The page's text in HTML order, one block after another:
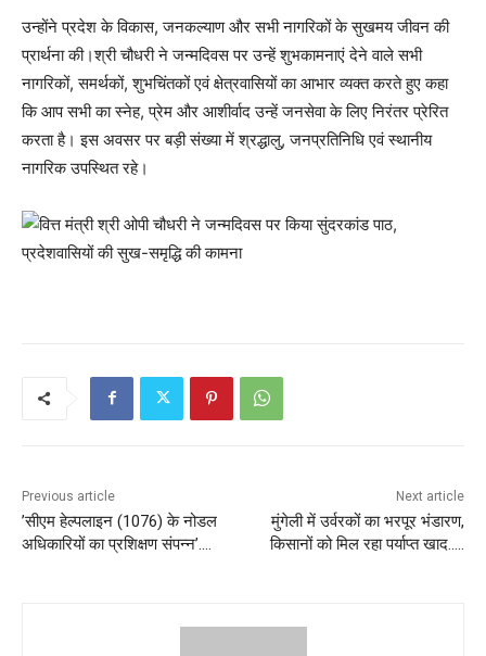
उन्होंने प्रदेश के विकास, जनकल्याण और सभी नागरिकों के सुखमय जीवन की
प्रार्थना की।श्री चौधरी ने जन्मदिवस पर उन्हें शुभकामनाएं देने वाले सभी
नागरिकों, समर्थकों, शुभचिंतकों एवं क्षेत्रवासियों का आभार व्यक्त करते हुए कहा
कि आप सभी का स्नेह, प्रेम और आशीर्वाद उन्हें जनसेवा के लिए निरंतर प्रेरित
करता है। इस अवसर पर बड़ी संख्या में श्रद्धालु, जनप्रतिनिधि एवं स्थानीय
नागरिक उपस्थित रहे।
Previous article
’सीएम हेल्पलाइन (1076) के नोडल
अधिकारियों का प्रशिक्षण संपन्न’….
Next article
मुंगेली में उर्वरकों का भरपूर भंडारण,
किसानों को मिल रहा पर्याप्त खाद…..